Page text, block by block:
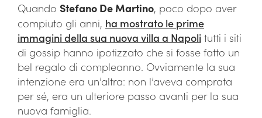
Quando Stefano De Martino, poco dopo aver
compiuto gli anni, ha mostrato le prime
immagini della sua nuova villa a Napoli tutti i siti
di gossip hanno ipotizzato che si fosse fatto un
bel regalo di compleanno. Ovviamente la sua
intenzione era un’altra: non l’aveva comprata
per sé, era un ulteriore passo avanti per la sua
nuova famiglia.